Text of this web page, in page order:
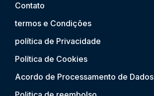
Contato
termos e Condições
política de Privacidade
Política de Cookies
Acordo de Processamento de Dados